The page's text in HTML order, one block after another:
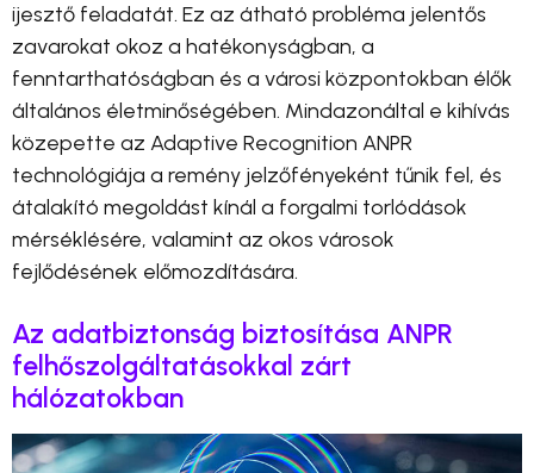
ijesztő feladatát. Ez az átható probléma jelentős
zavarokat okoz a hatékonyságban, a
fenntarthatóságban és a városi központokban élők
általános életminőségében. Mindazonáltal e kihívás
közepette az Adaptive Recognition ANPR
technológiája a remény jelzőfényeként tűnik fel, és
átalakító megoldást kínál a forgalmi torlódások
mérséklésére, valamint az okos városok
fejlődésének előmozdítására.
Az adatbiztonság biztosítása ANPR
felhőszolgáltatásokkal zárt
hálózatokban